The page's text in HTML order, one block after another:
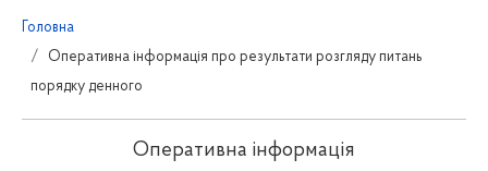
Головна
Оперативна інформація про результати розгляду питань
порядку денного
Оперативна інформація